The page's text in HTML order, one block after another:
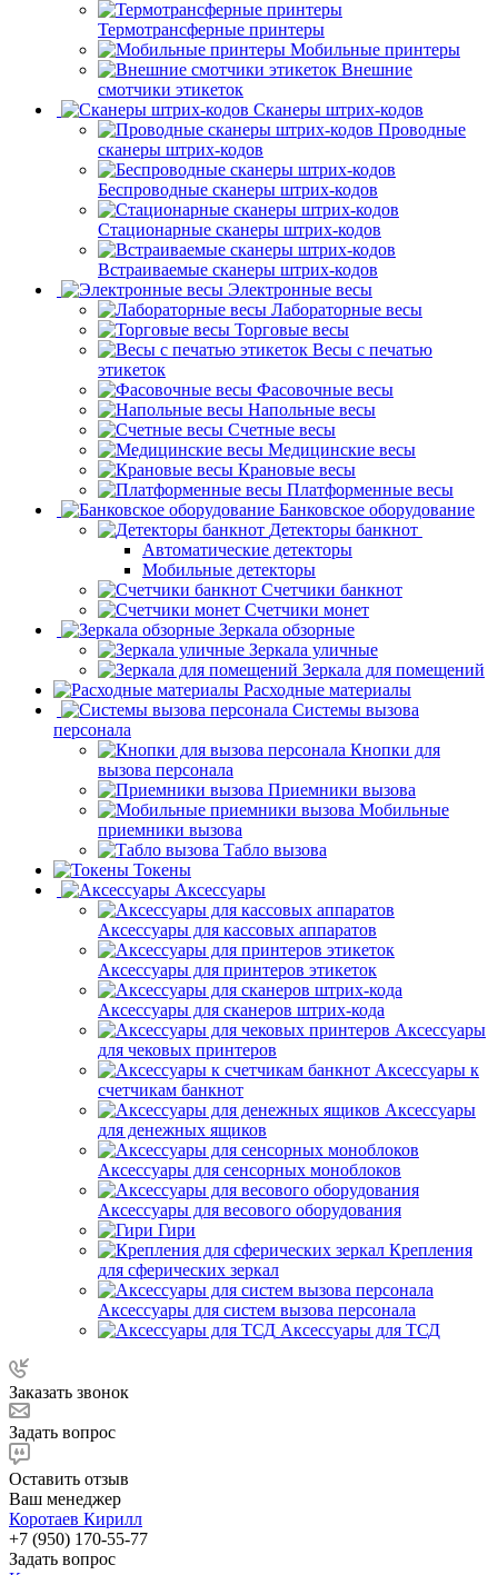
Термотрансферные принтеры
Мобильные принтеры
Внешние
смотчики этикеток
Сканеры штрих-кодов
Проводные
сканеры штрих-кодов
Беспроводные сканеры штрих-кодов
Стационарные сканеры штрих-кодов
Встраиваемые сканеры штрих-кодов
Электронные весы
Лабораторные весы
Торговые весы
Весы с печатью
этикеток
Фасовочные весы
Напольные весы
Счетные весы
Медицинские весы
Крановые весы
Платформенные весы
Банковское оборудование
Детекторы банкнот
Автоматические детекторы
Мобильные детекторы
Счетчики банкнот
Счетчики монет
Зеркала обзорные
Зеркала уличные
Зеркала для помещений
Расходные материалы
Системы вызова
персонала
Кнопки для
вызова персонала
Приемники вызова
Мобильные
приемники вызова
Табло вызова
Токены
Аксессуары
Аксессуары для кассовых аппаратов
Аксессуары для принтеров этикеток
Аксессуары для сканеров штрих-кода
Аксессуары
для чековых принтеров
Аксессуары к
счетчикам банкнот
Аксессуары
для денежных ящиков
Аксессуары для сенсорных моноблоков
Аксессуары для весового оборудования
Гири
Крепления
для сферических зеркал
Аксессуары для систем вызова персонала
Аксессуары для ТСД
Заказать звонок
Задать вопрос
Оставить отзыв
Ваш менеджер
Коротаев Кирилл
+7 (950) 170-55-77
Задать вопрос